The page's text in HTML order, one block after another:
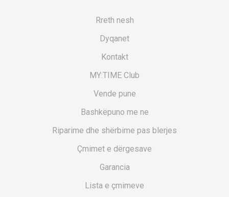
Rreth nesh
Dyqanet
Kontakt
MY:TIME Club
Vende pune
Bashkëpuno me ne
Riparime dhe shërbime pas blerjes
Çmimet e dërgesave
Garancia
Lista e çmimeve